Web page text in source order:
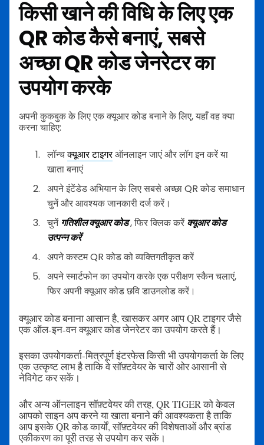
किसी खाने की विधि के लिए एक
QR कोड कैसे बनाएं, सबसे
अच्छा QR कोड जेनरेटर का
उपयोग करके
अपनी कुकबुक के लिए एक क्यूआर कोड बनाने के लिए, यहाँ वह क्या
करना चाहिए:
लॉन्चक्यूआर टाइगरऑनलाइन जाएं और लॉग इन करें या
खाता बनाएं
अपने इंटेंडेड अभियान के लिए सबसे अच्छा QR कोड समाधान
चुनें और आवश्यक जानकारी दर्ज करें।
चुनें गतिशील क्यूआर कोड, फिर क्लिक करें क्यूआर कोड
उत्पन्न करें
अपने कस्टम QR कोड को व्यक्तिगतीकृत करें
अपने स्मार्टफोन का उपयोग करके एक परीक्षण स्कैन चलाएं,
फिर अपनी क्यूआर कोड छवि डाउनलोड करें।
क्यूआर कोड बनाना आसान है, खासकर अगर आप QR टाइगर जैसे
एक ऑल-इन-वन क्यूआर कोड जेनरेटर का उपयोग करते हैं।
इसका उपयोगकर्ता-मित्रपूर्ण इंटरफेस किसी भी उपयोगकर्ता के लिए
एक उत्कृष्ट लाभ है ताकि वे सॉफ़्टवेयर के चारों ओर आसानी से
नेविगेट कर सकें।
और अन्य ऑनलाइन सॉफ़्टवेयर की तरह, QR TIGER को केवल
आपको साइन अप करने या खाता बनाने की आवश्यकता है ताकि
आप इसके QR कोड कार्यों, सॉफ़्टवेयर की विशेषताओं और ब्रांड
एकीकरण का पूरी तरह से उपयोग कर सकें।